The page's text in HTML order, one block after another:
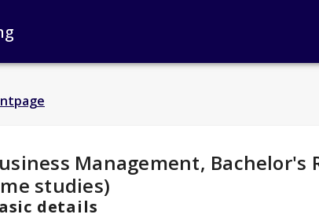
Details:
Management, Bachelor's
studies)
details